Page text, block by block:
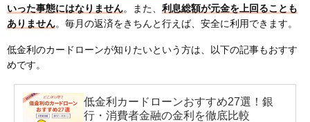
いった事態にはなりません。また、 利息総額が元金を上回ることも
ありません。毎月の返済をきちんと行えば、安全に利用できます。
低金利のカードローンが知りたいという方は、以下の記事もおすす
めです。
低金利カードローンおすすめ27選！銀
行・消費者金融の金利を徹底比較